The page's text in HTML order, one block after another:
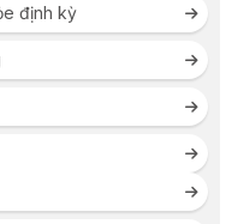
định kỳ